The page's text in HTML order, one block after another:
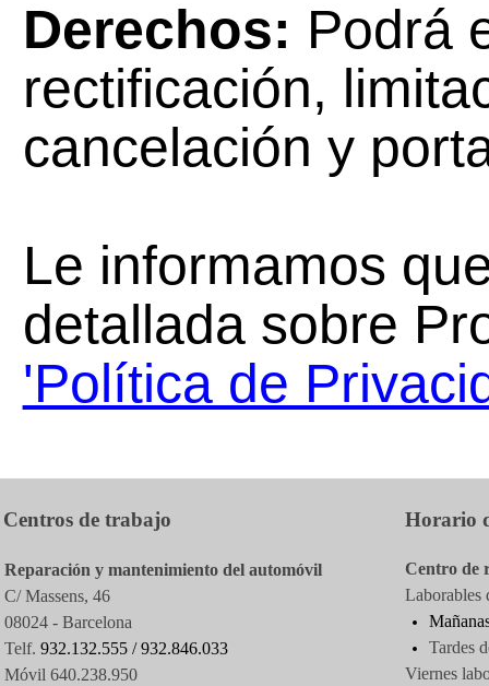
Derechos: Podrá
rectificación,
cancelación y
Le informamos
detallada sobre
'Política de
Centros de trabajo
Reparación y mantenimiento del automóvil
C/ Massens, 46
08024 - Barcelona
Telf. 932.132.555 /932.846.033
Móvil 640.238.950
Horario
Centro de
Laborables
Tardes
Viernes